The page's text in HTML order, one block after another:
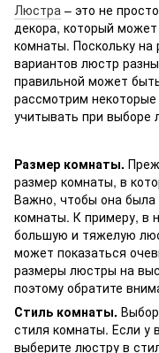
Люстра – это не
декора, который
комнаты. Поскольку
вариантов люстр
правильной может
рассмотрим
учитывать при выборе
Размер комнаты.
размер комнаты, в
Важно, чтобы она была
комнаты. К примеру, в
большую и тяжелую
может показаться
размеры люстры на
поэтому обратите
Стиль комнаты.
стиля комнаты. Если у
выберите люстру в